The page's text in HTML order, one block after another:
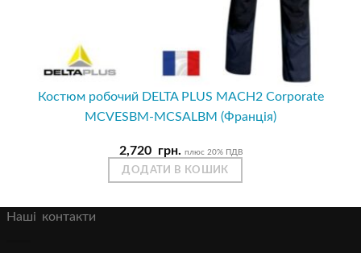
Костюм робочий DELTA PLUS MACH2 Corporate
MCVESBM-MCSALBM (Франція)
2,720 грн. плюс 20% ПДВ
ДОДАТИ В КОШИК
Наші контакти